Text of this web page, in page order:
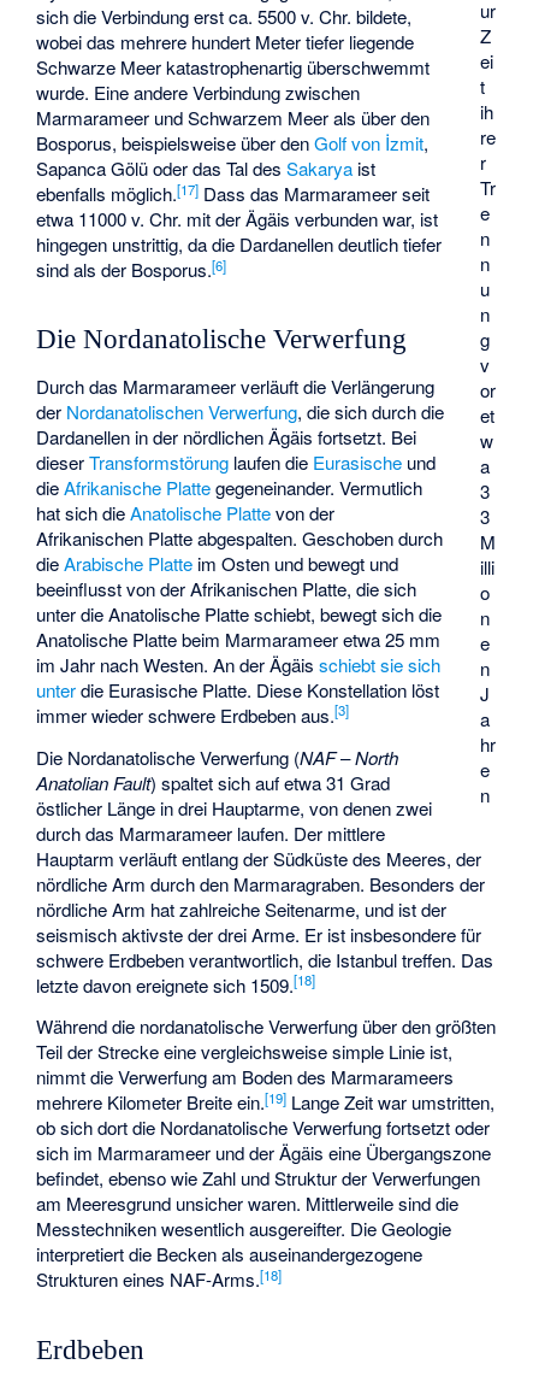
ur
Z
ei
t
ih
re
r
Tr
e
n
n
u
n
g
v
or
et
w
a
3
3
M
illi
o
n
e
n
J
a
hr
e
n
sich die Verbindung erst ca. 5500 v. Chr. bildete,
wobei das mehrere hundert Meter tiefer liegende
Schwarze Meer katastrophenartig überschwemmt
wurde. Eine andere Verbindung zwischen
Marmarameer und Schwarzem Meer als über den
Bosporus, beispielsweise über denGolf von İzmit,
Sapanca Gölüoder das Tal desSakarya ist
ebenfalls möglich.[17] Dass das Marmarameer seit
etwa 11000 v. Chr. mit der Ägäis verbunden war, ist
hingegen unstrittig, da die Dardanellen deutlich tiefer
sind als der Bosporus.[6]
Die Nordanatolische Verwerfung
Durch das Marmarameer verläuft die Verlängerung
der Nordanatolischen Verwerfung, die sich durch die
Dardanellen in der nördlichen Ägäis fortsetzt. Bei
dieserTransformstörung laufen die Eurasische und
dieAfrikanische Plattegegeneinander. Vermutlich
hat sich dieAnatolische Plattevon der
Afrikanischen Platte abgespalten. Geschoben durch
dieArabische Platte im Osten und bewegt und
beeinflusst von der Afrikanischen Platte, die sich
unter die Anatolische Platte schiebt, bewegt sich die
Anatolische Platte beim Marmarameer etwa 25 mm
im Jahr nach Westen. An der Ägäisschiebt sie sich
unterdie Eurasische Platte. Diese Konstellation löst
immer wieder schwere Erdbeben aus.[3]
Die Nordanatolische Verwerfung (NAF–North
Anatolian Fault) spaltet sich auf etwa 31 Grad
östlicher Länge in drei Hauptarme, von denen zwei
durch das Marmarameer laufen. Der mittlere
Hauptarm verläuft entlang der Südküste des Meeres, der
nördliche Arm durch den Marmaragraben. Besonders der
nördliche Arm hat zahlreiche Seitenarme, und ist der
seismisch aktivste der drei Arme. Er ist insbesondere für
schwere Erdbeben verantwortlich, die Istanbul treffen. Das
letzte davon ereignete sich 1509.[18]
Während die nordanatolische Verwerfung über den größten
Teil der Strecke eine vergleichsweise simple Linie ist,
nimmt die Verwerfung am Boden des Marmarameers
mehrere Kilometer Breite ein.[19] Lange Zeit war umstritten,
ob sich dort die Nordanatolische Verwerfung fortsetzt oder
sich im Marmarameer und der Ägäis eine Übergangszone
befindet, ebenso wie Zahl und Struktur der Verwerfungen
am Meeresgrund unsicher waren. Mittlerweile sind die
Messtechniken wesentlich ausgereifter. Die Geologie
interpretiert die Becken als auseinandergezogene
Strukturen eines NAF-Arms.[18]
Erdbeben